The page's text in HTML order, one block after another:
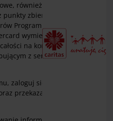
również internetowe
zbierasz wszędzie,
Programu. Zebrane
wymieni na
na konto Caritas
z serwisu
zaloguj się i sprawdź
przekazane wsparcie